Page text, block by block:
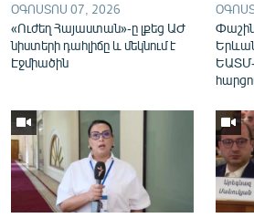
«Ազատության» բոլոր կայքերը
ՕԳՈՍՏՈՍ 07, 2026
«Ուժեղ Հայաստան»-ը լքեց ԱԺ
նիստերի դահլիճը և մեկնում է
Էջմիածին